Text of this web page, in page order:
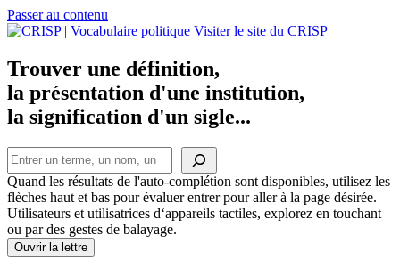
Passer au contenu
Navigation
principale
Visiter le site du CRISP
Trouver une définition,
la présentation d'une institution,
la signification d'un sigle...
Rechercher
Quand les résultats de l'auto-complétion sont disponibles, utilisez les
flèches haut et bas pour évaluer entrer pour aller à la page désirée.
Utilisateurs et utilisatrices d‘appareils tactiles, explorez en touchant
ou par des gestes de balayage.
Ouvrir la lettre